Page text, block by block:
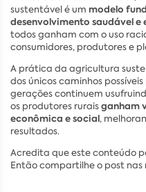
sustentável é um modelo
desenvolvimento saudável e
todos ganham com o uso
consumidores, produtores e
A prática da agricultura
dos únicos caminhos
gerações continuem
os produtores ruraisganham
econômica e social,
resultados.
Acredita que este conteúdo
Então compartilhe o post nas